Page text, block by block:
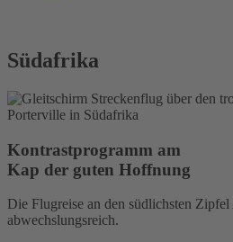
Südafrika
Kontrastprogramm am
Kap der guten Hoffnung
Die Flugreise an den südlichsten
abwechslungsreich.